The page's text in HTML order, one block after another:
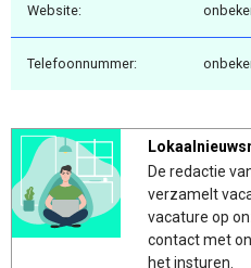
Website:
Telefoonnummer:
De redactie
verzamelt
vacature op
contact met
het insturen.